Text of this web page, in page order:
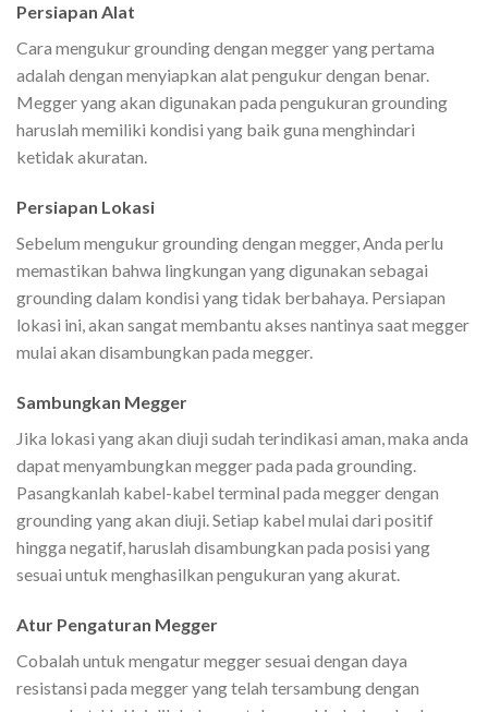
Persiapan Alat
Cara mengukur grounding dengan megger yang pertama
adalah dengan menyiapkan alat pengukur dengan benar.
Megger yang akan digunakan pada pengukuran grounding
haruslah memiliki kondisi yang baik guna menghindari
ketidak akuratan.
Persiapan Lokasi
Sebelum mengukur grounding dengan megger, Anda perlu
memastikan bahwa lingkungan yang digunakan sebagai
grounding dalam kondisi yang tidak berbahaya. Persiapan
lokasi ini, akan sangat membantu akses nantinya saat megger
mulai akan disambungkan pada megger.
Sambungkan Megger
Jika lokasi yang akan diuji sudah terindikasi aman, maka anda
dapat menyambungkan megger pada pada grounding.
Pasangkanlah kabel-kabel terminal pada megger dengan
grounding yang akan diuji. Setiap kabel mulai dari positif
hingga negatif, haruslah disambungkan pada posisi yang
sesuai untuk menghasilkan pengukuran yang akurat.
Atur Pengaturan Megger
Cobalah untuk mengatur megger sesuai dengan daya
resistansi pada megger yang telah tersambung dengan